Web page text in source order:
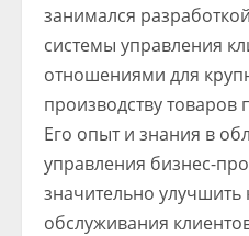
занимался
системы управления
отношениями для
производству товаров
Его опыт и знания в
управления бизнес-
значительно улучшить
обслуживания